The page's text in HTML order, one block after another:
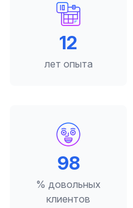
12
лет опыта
98
% довольных
клиентов